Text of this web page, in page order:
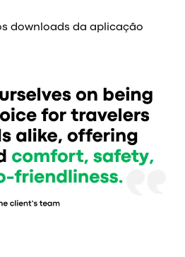
downloads da aplicação